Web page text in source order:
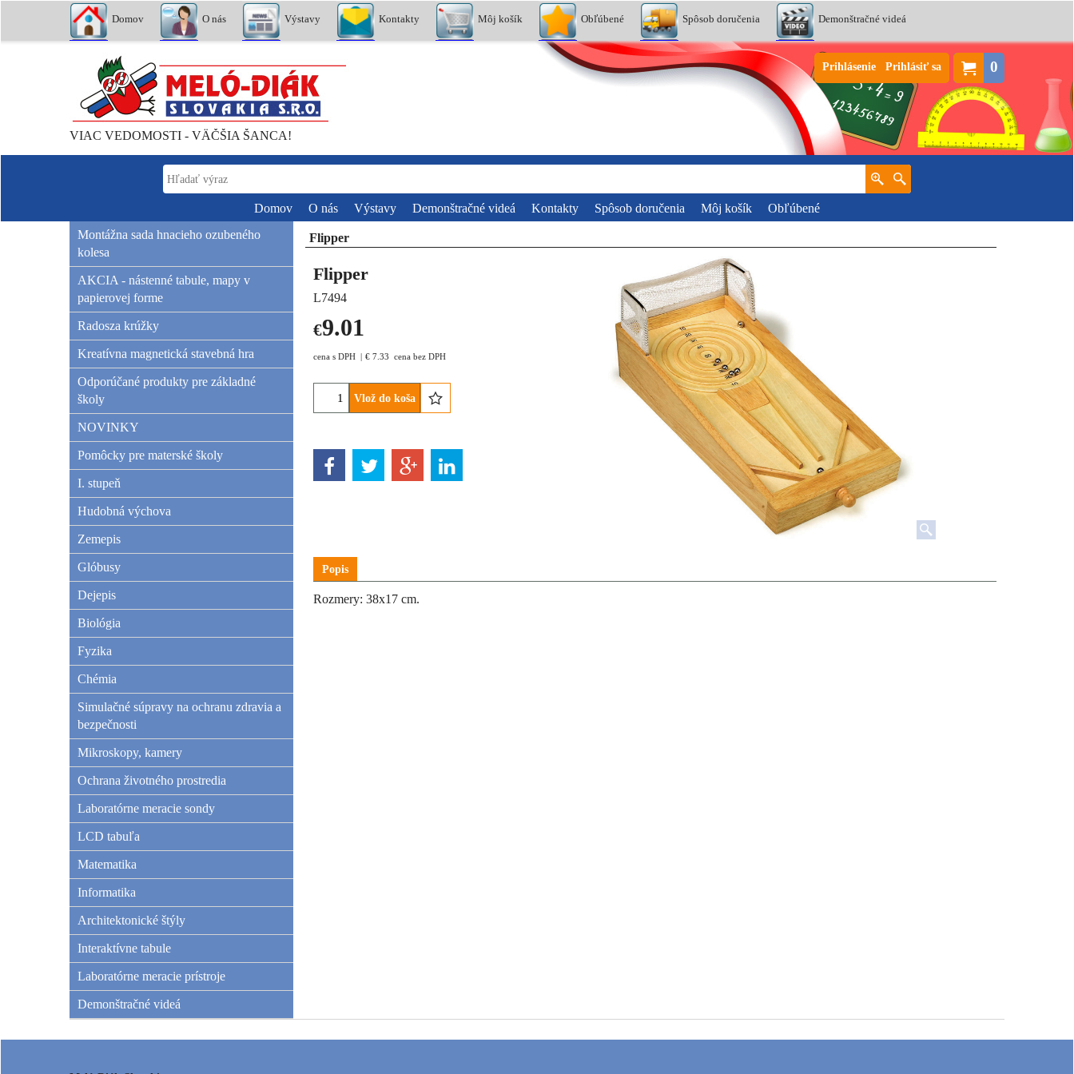
Domov O nás Výstavy Kontakty Môj košík Obľúbené Spôsob doručenia Demonštračné videá
0
Prihlásenie Prihlásiť sa
VIAC VEDOMOSTI - VÄČŠIA ŠANCA!
Domov O nás Výstavy Demonštračné videá Kontakty Spôsob doručenia Môj košík
Obľúbené
Montážna sada hnacieho ozubeného
kolesa
AKCIA - nástenné tabule, mapy v
papierovej forme
Radosza krúžky
Kreatívna magnetická stavebná hra
Odporúčané produkty pre základné
školy
NOVINKY
Pomôcky pre materské školy
I. stupeň
Hudobná výchova
Zemepis
Glóbusy
Dejepis
Biológia
Fyzika
Chémia
Simulačné súpravy na ochranu zdravia a
bezpečnosti
Mikroskopy, kamery
Ochrana životného prostredia
Laboratórne meracie sondy
LCD tabuľa
Matematika
Informatika
Architektonické štýly
Interaktívne tabule
Laboratórne meracie prístroje
Demonštračné videá
Flipper
Flipper
L7494
€9.01
cena s DPH € 7.33 cena bez DPH
Vlož do koša
Popis
Rozmery: 38x17 cm.